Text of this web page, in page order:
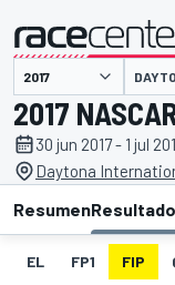
presentado por
2017
30 jun 2017 - 1 jul
Daytona
Resumen
EL FP1 FIP